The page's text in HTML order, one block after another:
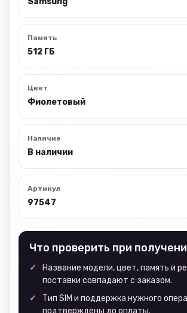
Память
512 ГБ
Цвет
Фиолетовый
Наличие
В наличии
Артикул
97547
Что проверить при
Название модели, цвет, память и
поставки совпадают с заказом.
Тип SIM и поддержка нужного
подтверждены до оплаты.